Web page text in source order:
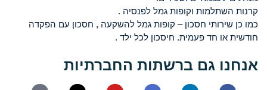
קרנות השתלמות וקופות גמל לפנסיה .
כמו כן שירותי חסכון – קופות גמל להשקעה , חסכון עם הפקדה
חודשית או חד פעמית. חיסכון לכל ילד .
אנחנו גם ברשתות החברתיות